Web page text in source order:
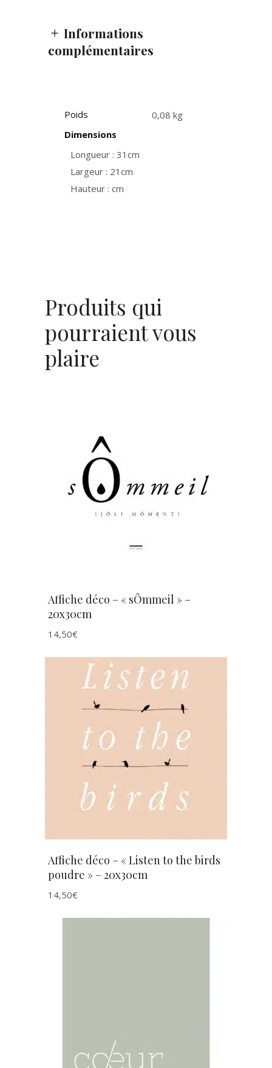
Informations
complémentaires
Poids
0,08 kg
Dimensions
Longueur : 31cm
Largeur : 21cm
Hauteur : cm
Produits qui
pourraient vous
plaire
AJOUTER AU PANIER
Affiche déco – « sÔmmeil » –
20x30cm
14,50€
AJOUTER AU PANIER
Affiche déco – « Listen to the birds
poudre » – 20x30cm
14,50€